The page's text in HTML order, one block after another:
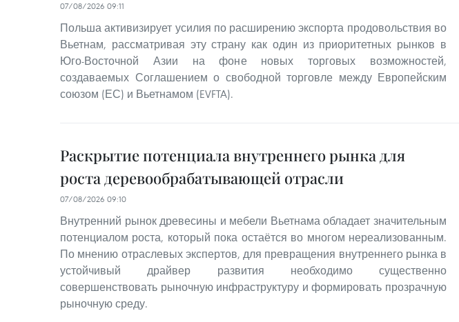
07/08/2026 09:11
Польша активизирует усилия по расширению экспорта продовольствия во
Вьетнам, рассматривая эту страну как один из приоритетных рынков в
Юго-Восточной Азии на фоне новых торговых возможностей,
создаваемых Соглашением о свободной торговле между Европейским
союзом (ЕС) и Вьетнамом (EVFTA).
Раскрытие потенциала внутреннего рынка для
роста деревообрабатывающей отрасли
07/08/2026 09:10
Внутренний рынок древесины и мебели Вьетнама обладает значительным
потенциалом роста, который пока остаётся во многом нереализованным.
По мнению отраслевых экспертов, для превращения внутреннего рынка в
устойчивый драйвер развития необходимо существенно
совершенствовать рыночную инфраструктуру и формировать прозрачную
рыночную среду.